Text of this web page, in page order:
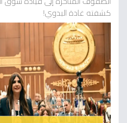
كشفته غادة البدوي!